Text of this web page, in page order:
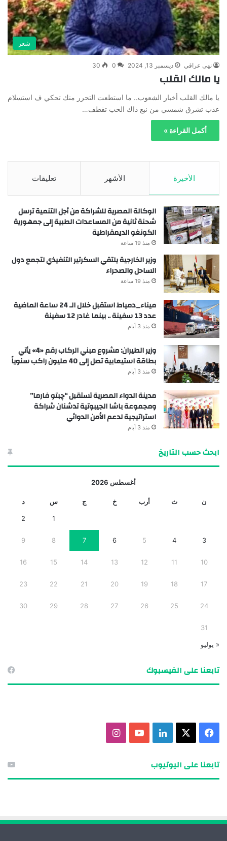
شعر
نهى عراقي ديسمبر 13, 2024 0
30
يا مالك القلب
يا مالك القلب أخبار الشعوب.. ما استطعت التحرر منك تحكي ف استسلام
عذب تشرق شمسي من نبع ذاك الحب تقطف…
أكمل القراءة »
الأخيرة الأشهر تعليقات
الوكالة المصرية للشراكة من أجل التنمية ترسل
شحنة ثانية من المساعدات الطبية إلى جمهورية
الكونغو الديمقراطية
منذ 19 ساعة
وزير الخارجية يلتقي السكرتير التنفيذي لتجمع دول
الساحل والصحراء
منذ 19 ساعة
ميناء_دمياط استقبل خلال الـ 24 ساعة الماضية
عدد 13 سفينة .. بينما غادر 12 سفينة
منذ 3 أيام
وزير الطيران: مشروع مبني الركاب رقم «4» يأتي
بطاقة استيعابية تصل إلى 40 مليون راكب سنوياً
منذ 3 أيام
مدينة الدواء المصرية تستقبل “چبتو فارما”
ومجموعة باشا الجيبوتية تدشنان شراكة
استراتيجية لدعم الأمن الدوائي
منذ 3 أيام
ابحث حسب التاريخ
أغسطس 2026
ن ث أرب خ ج س د
1
2
3
4
5
6
7
8
9
10
11
12
13
14
15
16
17
18
19
20
21
22
23
24
25
26
27
28
29
30
31
« يوليو
تابعنا على الفيسبوك
تابعنا على اليوتيوب